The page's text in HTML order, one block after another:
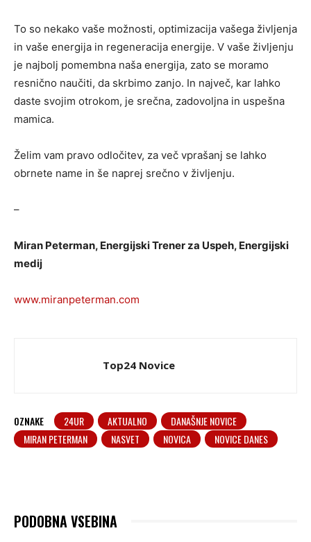
To so nekako vaše možnosti, optimizacija vašega življenja
in vaše energija in regeneracija energije. V vaše življenju
je najbolj pomembna naša energija, zato se moramo
resnično naučiti, da skrbimo zanjo. In največ, kar lahko
daste svojim otrokom, je srečna, zadovoljna in uspešna
mamica.
Želim vam pravo odločitev, za več vprašanj se lahko
obrnete name in še naprej srečno v življenju.
–
Miran Peterman, Energijski Trener za Uspeh, Energijski
medij
www.miranpeterman.com
Top24 Novice
OZNAKE 24UR AKTUALNO
DANAŠNJE NOVICE
MIRAN PETERMAN
NASVET NOVICA NOVICE DANES
PODOBNA VSEBINA